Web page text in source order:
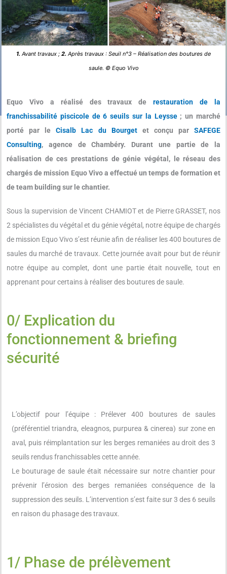
1. Avant travaux ; 2. Après travaux : Seuil n°3 – Réalisation des boutures de
saule. © Equo Vivo
Equo Vivo a réalisé des travaux derestauration de la
franchissabilité piscicole de 6 seuils sur la Leysse; un marché
porté par leCisalb Lac du Bourgetet conçu parSAFEGE
Consulting, agence de Chambéry. Durant une partie de la
réalisation de ces prestations de génie végétal, le réseau des
chargés de mission Equo Vivo a effectué un temps de formation et
de team building sur le chantier.
Sous la supervision de Vincent CHAMIOT et de Pierre GRASSET, nos
2 spécialistes du végétal et du génie végétal, notre équipe de chargés
de mission Equo Vivo s’est réunie afin de réaliser les 400 boutures de
saules du marché de travaux. Cette journée avait pour but de réunir
notre équipe au complet, dont une partie était nouvelle, tout en
apprenant pour certains à réaliser des boutures de saule.
0/ Explication du
fonctionnement & briefing
sécurité
L’objectif pour l’équipe : Prélever 400 boutures de saules
(préférentiel triandra, eleagnos, purpurea & cinerea) sur zone en
aval, puis réimplantation sur les berges remaniées au droit des 3
seuils rendus franchissables cette année.
Le bouturage de saule était nécessaire sur notre chantier pour
prévenir l’érosion des berges remaniées conséquence de la
suppression des seuils. L’intervention s’est faite sur 3 des 6 seuils
en raison du phasage des travaux.
1/ Phase de prélèvement